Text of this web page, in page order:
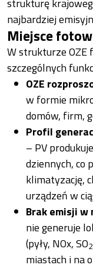
najbardziej
Miejsce
W strukturze OZE
szczególnych
OZE
w formie
domów, firm,
Profil
– PV
dziennych, co
klimatyzację,
urządzeń w
Brak emisji w
nie generuje
(pyły, NOx, SO2
miastach i na